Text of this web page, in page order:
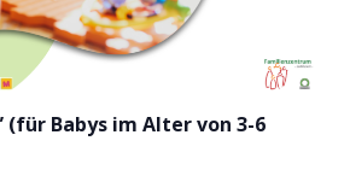
(für Babys im Alter von 3-6